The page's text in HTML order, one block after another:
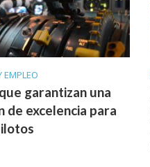
EMPLEO
garantizan una
de excelencia para